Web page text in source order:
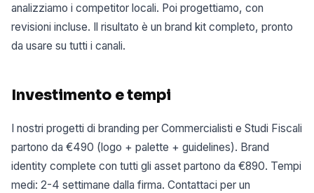
analizziamo i competitor locali. Poi progettiamo, con
revisioni incluse. Il risultato è un brand kit completo, pronto
da usare su tutti i canali.
Investimento e tempi
I nostri progetti di branding per Commercialisti e Studi Fiscali
partono da €490 (logo + palette + guidelines). Brand
identity complete con tutti gli asset partono da €890. Tempi
medi: 2-4 settimane dalla firma. Contattaci per un